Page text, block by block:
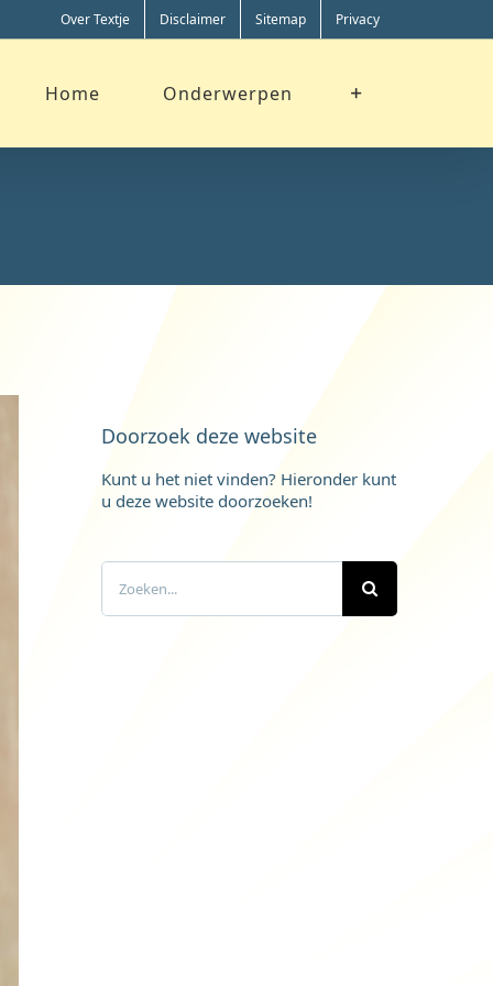
Over Textje Disclaimer Sitemap Privacy
Home Onderwerpen
Doorzoek deze website
Kunt u het niet vinden? Hieronder kunt
u deze website doorzoeken!
Zoeken
naar: